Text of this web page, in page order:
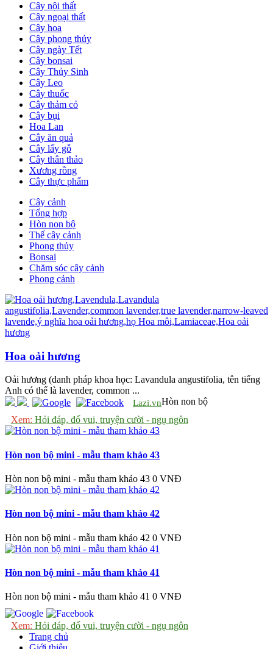
Cây nội thất
Cây ngoại thất
Cây hoa
Cây phong thủy
Cây ngày Tết
Cây bonsai
Cây Thủy Sinh
Cây Leo
Cây thuốc
Cây thảm cỏ
Cây bụi
Hoa Lan
Cây ăn quả
Cây lấy gỗ
Cây thân thảo
Xương rồng
Cây thực phẩm
Cây cảnh
Tổng hợp
Hòn non bộ
Thế cây cảnh
Phong thủy
Bonsai
Chăm sóc cây cảnh
Phong cảnh
Hoa oải hương
Oải hương (danh pháp khoa học: Lavandula angustifolia, tên tiếng
Anh có thể là lavender, common ...
Lazi.vn
Xem: Hỏi đáp, đố vui, truyện cười - ngụ ngôn
Hòn non bộ
Hòn non bộ mini - mẫu tham khảo 43
Hòn non bộ mini - mẫu tham khảo 43 0 VNĐ
Hòn non bộ mini - mẫu tham khảo 42
Hòn non bộ mini - mẫu tham khảo 42 0 VNĐ
Hòn non bộ mini - mẫu tham khảo 41
Hòn non bộ mini - mẫu tham khảo 41 0 VNĐ
Xem: Hỏi đáp, đố vui, truyện cười - ngụ ngôn
Trang chủ